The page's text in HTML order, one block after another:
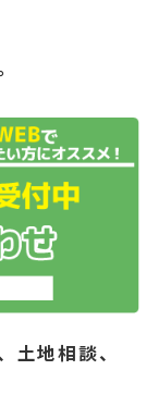
土地相談、